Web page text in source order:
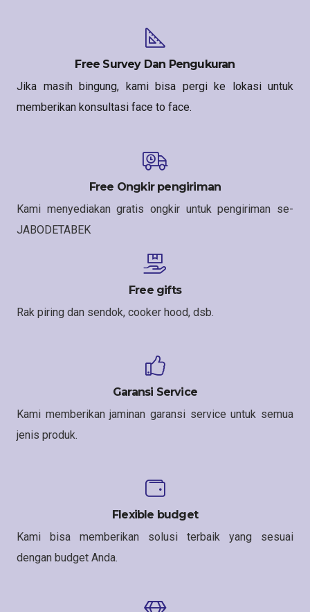
Free Survey Dan Pengukuran
Jika masih bingung, kami bisa pergi ke lokasi untuk
memberikan konsultasi face to face.
Free Ongkir pengiriman
Kami menyediakan gratis ongkir untuk pengiriman se-
JABODETABEK
Free gifts
Rak piring dan sendok, cooker hood, dsb.
Garansi Service
Kami memberikan jaminan garansi service untuk semua
jenis produk.
Flexible budget
Kami bisa memberikan solusi terbaik yang sesuai
dengan budget Anda.